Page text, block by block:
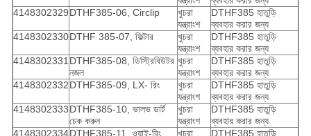
4148302329DTHF385-06, Circlip
খুচরা
যন্ত্রাংশ
DTHF385 হাতুড়ি
ব্যবহার করার জন্য
4148302330DTHF 385-07, ফিল্টার
খুচরা
যন্ত্রাংশ
DTHF385 হাতুড়ি
ব্যবহার করার জন্য
4148302331DTHF385-08, ডিস্ট্রিবিউটর
নজল
খুচরা
যন্ত্রাংশ
DTHF385 হাতুড়ি
ব্যবহার করার জন্য
4148302332DTHF385-09, LX- রিং
খুচরা
যন্ত্রাংশ
DTHF385 হাতুড়ি
ব্যবহার করার জন্য
4148302333DTHF385-10, ভালভ ডার্ট
চেক করুন
খুচরা
যন্ত্রাংশ
DTHF385 হাতুড়ি
ব্যবহার করার জন্য
4148302334DTHF385-11, ওয়াই-রিং খুচরা DTHF385 হাতুড়ি